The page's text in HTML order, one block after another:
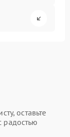
оставьте
радостью